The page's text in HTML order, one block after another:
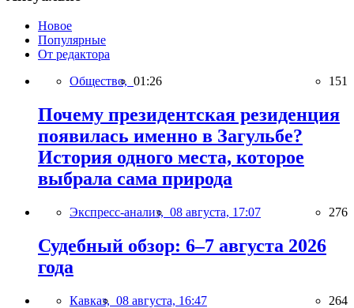
Новое
Популярные
От редактора
Общество, 01:26 151
Почему президентская резиденция
появилась именно в Загульбе?
История одного места, которое
выбрала сама природа
Экспресс-анализ, 08 августа, 17:07 276
Судебный обзор: 6–7 августа 2026
года
Кавказ, 08 августа, 16:47 264